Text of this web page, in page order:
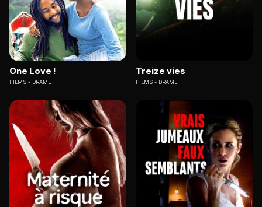
One Love !
FILMS DRAME
Treize vies
FILMS DRAME